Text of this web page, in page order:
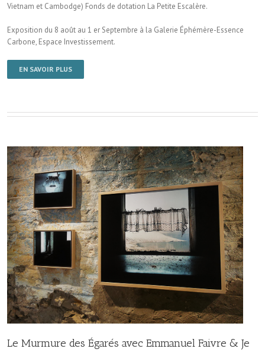
Vietnam et Cambodge) Fonds de dotation La Petite Escalère.
Exposition du 8 août au 1 er Septembre à la Galerie Éphémère-Essence
Carbone, Espace Investissement.
EN SAVOIR PLUS
Le Murmure des Égarés avec Emmanuel Faivre & Je